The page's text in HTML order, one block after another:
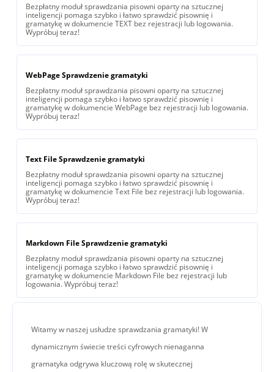
Bezpłatny moduł sprawdzania pisowni oparty na sztucznej
inteligencji pomaga szybko i łatwo sprawdzić pisownię i
gramatykę w dokumencie TEXT bez rejestracji lub logowania.
Wypróbuj teraz!
WebPage Sprawdzenie gramatyki
Bezpłatny moduł sprawdzania pisowni oparty na sztucznej
inteligencji pomaga szybko i łatwo sprawdzić pisownię i
gramatykę w dokumencie WebPage bez rejestracji lub logowania.
Wypróbuj teraz!
Text File Sprawdzenie gramatyki
Bezpłatny moduł sprawdzania pisowni oparty na sztucznej
inteligencji pomaga szybko i łatwo sprawdzić pisownię i
gramatykę w dokumencie Text File bez rejestracji lub logowania.
Wypróbuj teraz!
Markdown File Sprawdzenie gramatyki
Bezpłatny moduł sprawdzania pisowni oparty na sztucznej
inteligencji pomaga szybko i łatwo sprawdzić pisownię i
gramatykę w dokumencie Markdown File bez rejestracji lub
logowania. Wypróbuj teraz!
Witamy w naszej usłudze sprawdzania gramatyki! W
dynamicznym świecie treści cyfrowych nienaganna
gramatyka odgrywa kluczową rolę w skutecznej